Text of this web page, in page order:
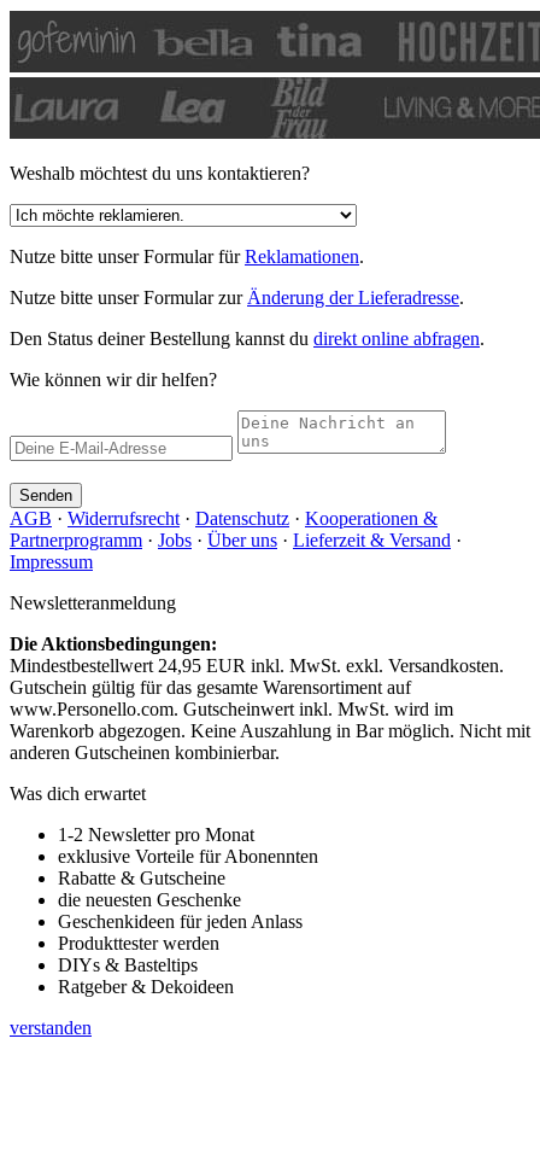
Weshalb möchtest du uns kontaktieren?
Nutze bitte unser Formular fürReklamationen.
Nutze bitte unser Formular zur Änderung der Lieferadresse.
Den Status deiner Bestellung kannst du direkt online abfragen.
Wie können wir dir helfen?
Senden
AGB · Widerrufsrecht · Datenschutz · Kooperationen &
Partnerprogramm · Jobs · Über uns · Lieferzeit & Versand ·
Impressum
Newsletteranmeldung
Die Aktionsbedingungen:
Mindestbestellwert 24,95 EUR inkl. MwSt. exkl. Versandkosten.
Gutschein gültig für das gesamte Warensortiment auf
www.Personello.com. Gutscheinwert inkl. MwSt. wird im
Warenkorb abgezogen. Keine Auszahlung in Bar möglich. Nicht mit
anderen Gutscheinen kombinierbar.
Was dich erwartet
1-2 Newsletter pro Monat
exklusive Vorteile für Abonennten
Rabatte & Gutscheine
die neuesten Geschenke
Geschenkideen für jeden Anlass
Produkttester werden
DIYs & Basteltips
Ratgeber & Dekoideen
verstanden